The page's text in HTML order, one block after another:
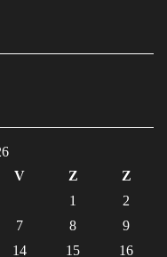
V Z
Z
1
2
7 8
9
14 15 16